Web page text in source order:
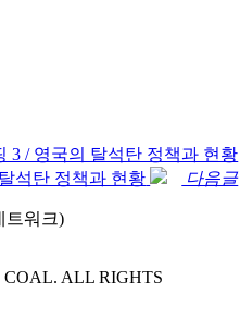
3 / 영국의 탈석탄 정책과 현황
석탄 정책과 현황
다음글
ALL RIGHTS